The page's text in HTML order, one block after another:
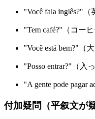
"Você fala inglês?"
"Tem café?"（コー
"Você está bem?"（
"Posso entrar?"（入
"A gente pode pagar
付加疑問（平叙文が